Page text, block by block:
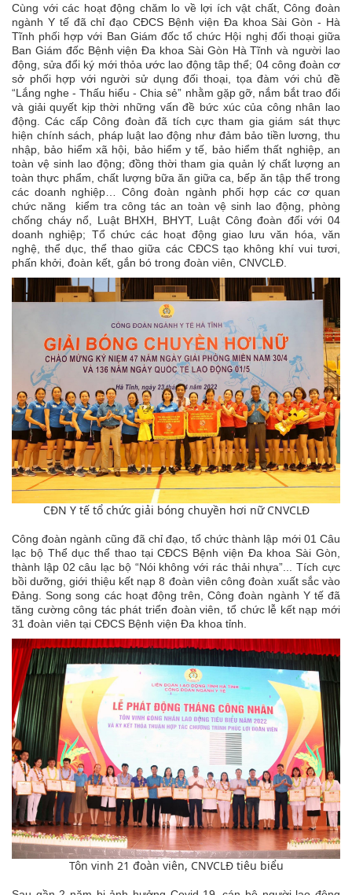
Cùng với các hoạt động chăm lo về lợi ích vật chất, Công đoàn
ngành Y tế đã chỉ đạo CĐCS Bệnh viện Đa khoa Sài Gòn - Hà
Tĩnh phối hợp với Ban Giám đốc tổ chức Hội nghị đối thoại giữa
Ban Giám đốc Bệnh viện Đa khoa Sài Gòn Hà Tĩnh và người lao
động, sửa đổi ký mới thỏa ước lao động tâp thể; 04 công đoàn cơ
sở phối hợp với người sử dụng đối thoại, tọa đàm với chủ đề
“Lắng nghe - Thấu hiểu - Chia sẻ” nhằm gặp gỡ, nắm bắt trao đổi
và giải quyết kịp thời những vấn đề bức xúc của công nhân lao
động. Các cấp Công đoàn đã tích cực tham gia giám sát thực
hiện chính sách, pháp luật lao động như đảm bảo tiền lương, thu
nhập, bảo hiểm xã hội, bảo hiểm y tế, bảo hiểm thất nghiệp, an
toàn vệ sinh lao động; đồng thời tham gia quản lý chất lượng an
toàn thực phẩm, chất lượng bữa ăn giữa ca, bếp ăn tập thể trong
các doanh nghiệp… Công đoàn ngành phối hợp các cơ quan
chức năng kiểm tra công tác an toàn vệ sinh lao động, phòng
chống cháy nổ, Luật BHXH, BHYT, Luật Công đoàn đối với 04
doanh nghiệp; Tổ chức các hoạt động giao lưu văn hóa, văn
nghệ, thể dục, thể thao giữa các CĐCS tạo không khí vui tươi,
phấn khởi, đoàn kết, gắn bó trong đoàn viên, CNVCLĐ.
CĐN Y tế tổ chức giải bóng chuyền hơi nữ CNVCLĐ
Công đoàn ngành cũng đã chỉ đạo, tổ chức thành lập mới 01 Câu
lạc bộ Thể dục thể thao tại CĐCS Bệnh viện Đa khoa Sài Gòn,
thành lập 02 câu lạc bộ “Nói không với rác thải nhựa”... Tích cực
bồi dưỡng, giới thiệu kết nạp 8 đoàn viên công đoàn xuất sắc vào
Đảng. Song song các hoạt động trên, Công đoàn ngành Y tế đã
tăng cường công tác phát triển đoàn viên, tổ chức lễ kết nạp mới
31 đoàn viên tại CĐCS Bệnh viện Đa khoa tỉnh.
Tôn vinh 21 đoàn viên, CNVCLĐ tiêu biểu